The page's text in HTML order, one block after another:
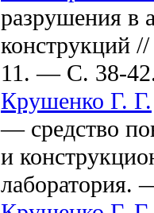
разрушения в
конструкций
11. — С. 38-
Крушенко Г. Г.
— средство
и